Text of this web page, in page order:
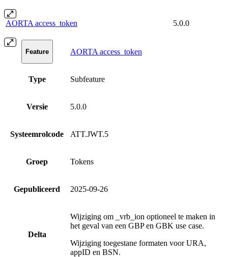
AORTA access_token 5.0.0
Feature AORTA access_token
Type Subfeature
Versie 5.0.0
Systeemrolcode ATT.JWT.5
Groep Tokens
Gepubliceerd 2025-09-26
Delta
Wijziging om _vrb_ion optioneel te maken in
het geval van een GBP en GBK use case.
Wijziging toegestane formaten voor URA,
appID en BSN.